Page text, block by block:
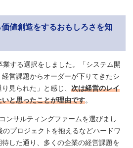
値創造をするおもしろさを知
する選択をしました。「システム開
営課題からオーダーが下りてきたシ
見られた」と感じ、 次は経営のレイ
と思ったことが理由です。
ンサルティングファームを選びまし
プロジェクトを抱えるなどハードワ
した通り、多くの企業の経営課題を